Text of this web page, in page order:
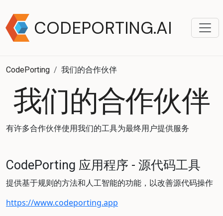
CODEPORTING.AI
CodePorting 我们的合作伙伴
我们的合作伙伴
有许多合作伙伴使用我们的工具为最终用户提供服务
CodePorting 应用程序 - 源代码工具
提供基于规则的方法和人工智能的功能，以改善源代码操作
https://www.codeporting.app